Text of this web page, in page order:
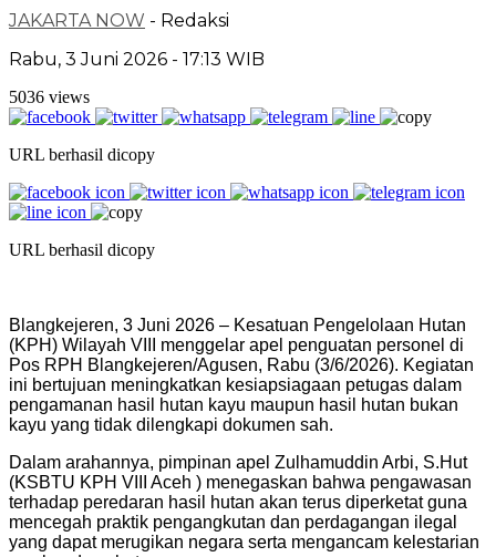
JAKARTA NOW - Redaksi
Rabu, 3 Juni 2026 - 17:13 WIB
5036 views
URL berhasil dicopy
URL berhasil dicopy
Blangkejeren, 3 Juni 2026 – Kesatuan Pengelolaan Hutan
(KPH) Wilayah VIII menggelar apel penguatan personel di
Pos RPH Blangkejeren/Agusen, Rabu (3/6/2026). Kegiatan
ini bertujuan meningkatkan kesiapsiagaan petugas dalam
pengamanan hasil hutan kayu maupun hasil hutan bukan
kayu yang tidak dilengkapi dokumen sah.
Dalam arahannya, pimpinan apel Zulhamuddin Arbi, S.Hut
(KSBTU KPH VIII Aceh ) menegaskan bahwa pengawasan
terhadap peredaran hasil hutan akan terus diperketat guna
mencegah praktik pengangkutan dan perdagangan ilegal
yang dapat merugikan negara serta mengancam kelestarian